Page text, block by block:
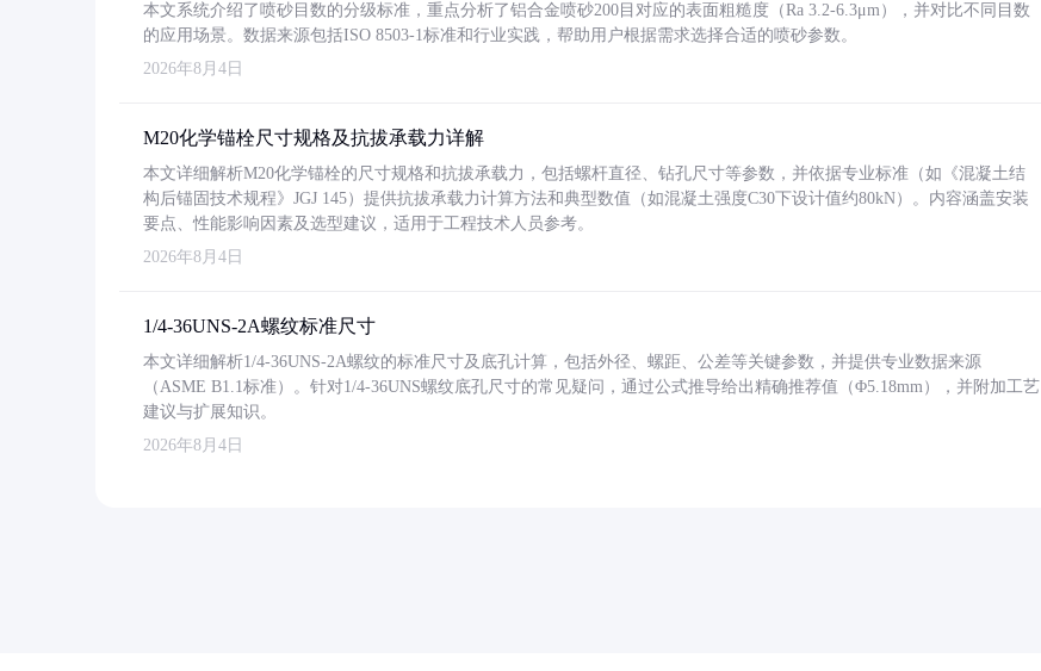
本文系统介绍了喷砂目数的分级标准，重点分析了铝合金喷砂200目对应的表面粗糙度（Ra 3.2-6.3μm），并对比不同目数
的应用场景。数据来源包括ISO 8503-1标准和行业实践，帮助用户根据需求选择合适的喷砂参数。
2026年8月4日
M20化学锚栓尺寸规格及抗拔承载力详解
本文详细解析M20化学锚栓的尺寸规格和抗拔承载力，包括螺杆直径、钻孔尺寸等参数，并依据专业标准（如《混凝土结
构后锚固技术规程》JGJ 145）提供抗拔承载力计算方法和典型数值（如混凝土强度C30下设计值约80kN）。内容涵盖安装
要点、性能影响因素及选型建议，适用于工程技术人员参考。
2026年8月4日
1/4-36UNS-2A螺纹标准尺寸
本文详细解析1/4-36UNS-2A螺纹的标准尺寸及底孔计算，包括外径、螺距、公差等关键参数，并提供专业数据来源
（ASME B1.1标准）。针对1/4-36UNS螺纹底孔尺寸的常见疑问，通过公式推导给出精确推荐值（Φ5.18mm），并附加工艺
建议与扩展知识。
2026年8月4日